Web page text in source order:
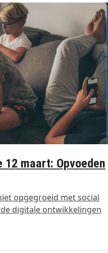
maart: Opvoeden
opgegroeid met social
digitale ontwikkelingen